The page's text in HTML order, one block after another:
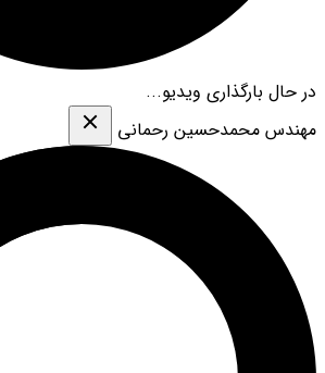
در حال بارگذاری ویدیو...
مهندس محمدحسین رحمانی